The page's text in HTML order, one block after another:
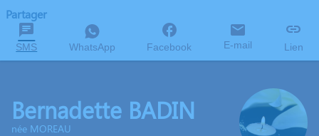
Partager
SMS WhatsApp Facebook E-mail Lien
Bernadette BADIN
née MOREAU